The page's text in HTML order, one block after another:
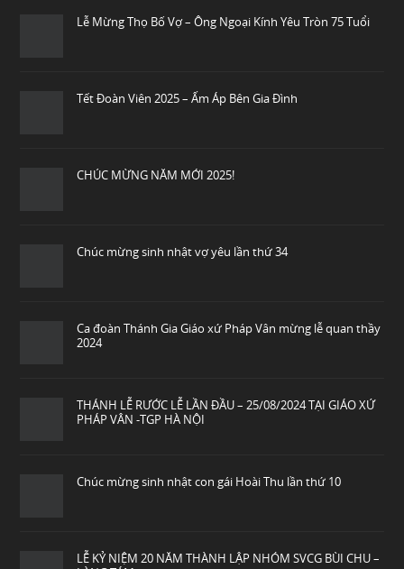
Lễ Mừng Thọ Bố Vợ – Ông Ngoại Kính Yêu Tròn 75 Tuổi
Tết Đoàn Viên 2025 – Ấm Áp Bên Gia Đình
CHÚC MỪNG NĂM MỚI 2025!
Chúc mừng sinh nhật vợ yêu lần thứ 34
Ca đoàn Thánh Gia Giáo xứ Pháp Vân mừng lễ quan thầy
2024
THÁNH LỄ RƯỚC LỄ LẦN ĐẦU – 25/08/2024 TẠI GIÁO XỨ
PHÁP VÂN -TGP HÀ NỘI
Chúc mừng sinh nhật con gái Hoài Thu lần thứ 10
LỄ KỶ NIỆM 20 NĂM THÀNH LẬP NHÓM SVCG BÙI CHU –